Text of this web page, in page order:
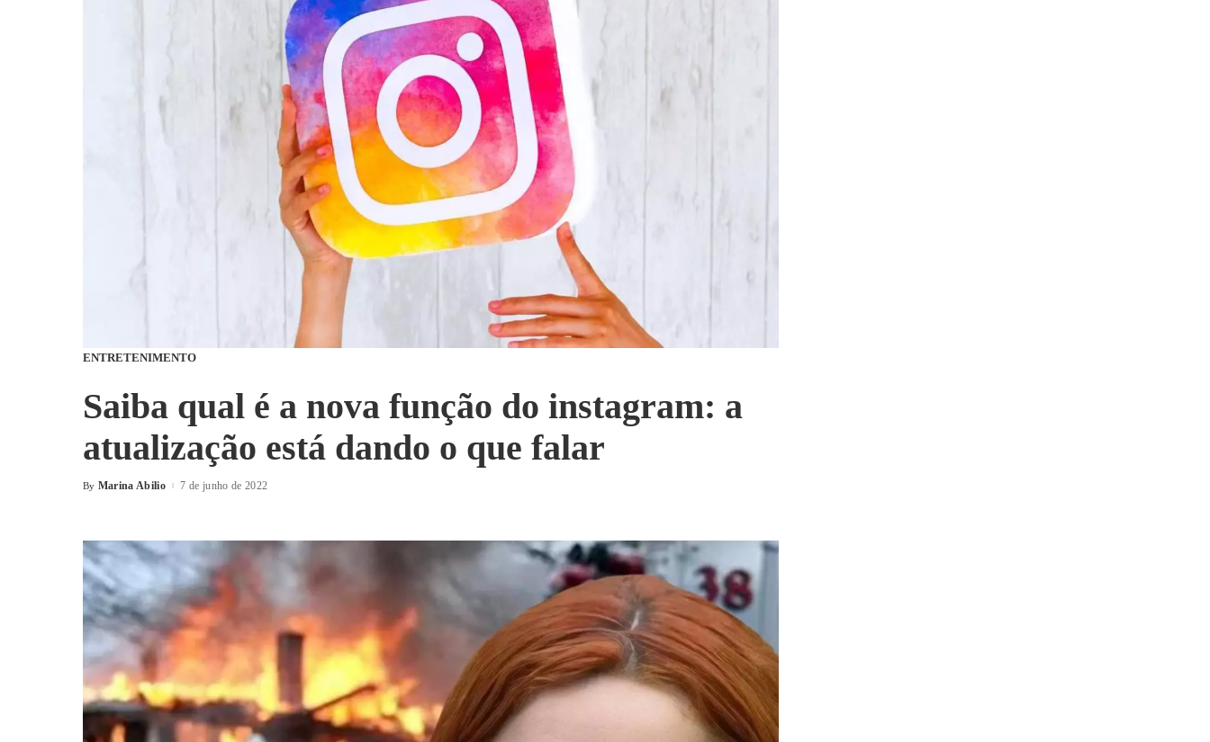
ENTRETENIMENTO
Saiba qual é a nova função do instagram: a
atualização está dando o que falar
By Marina Abilio 7 de junho de 2022